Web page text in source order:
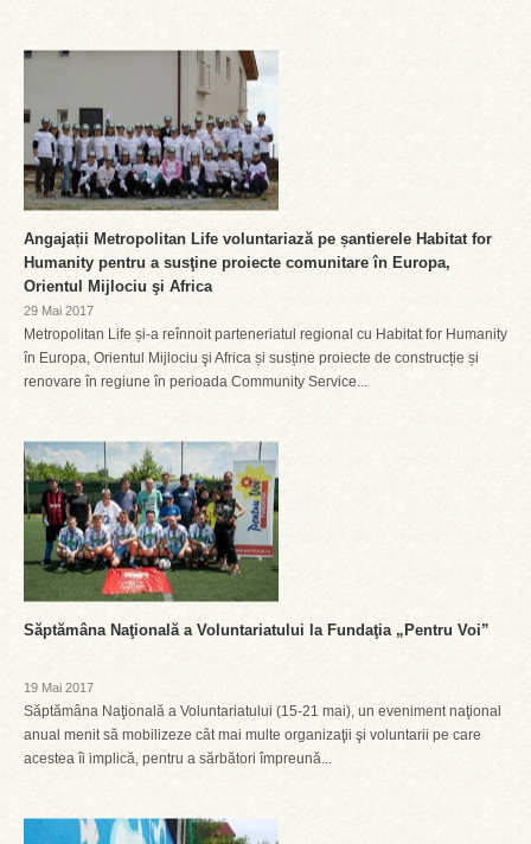
Angajații Metropolitan Life voluntariază pe șantierele Habitat for
Humanity pentru a susţine proiecte comunitare în Europa,
Orientul Mijlociu şi Africa
29 Mai 2017
Metropolitan Life și-a reînnoit parteneriatul regional cu Habitat for Humanity
în Europa, Orientul Mijlociu şi Africa și susține proiecte de construcție și
renovare în regiune în perioada Community Service...
Săptămâna Naţională a Voluntariatului la Fundaţia „Pentru Voi”
19 Mai 2017
Săptămâna Naţională a Voluntariatului (15-21 mai), un eveniment naţional
anual menit să mobilizeze cât mai multe organizaţii şi voluntarii pe care
acestea îi implică, pentru a sărbători împreună...